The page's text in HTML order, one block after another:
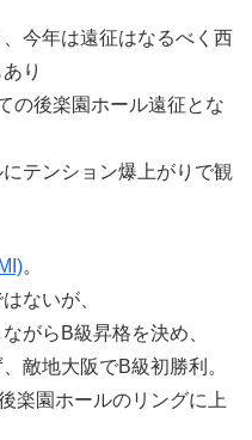
今年は遠征はなるべく西
り
の後楽園ホール遠征とな
テンション爆上がりで観
。
ないが、
がらB級昇格を決め、
敵地大阪でB級初勝利。
楽園ホールのリングに上